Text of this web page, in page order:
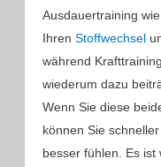
Ausdauertraining
Ihren Stoffwechsel
während
wiederum dazu
Wenn Sie diese
können Sie
besser fühlen. Es ist